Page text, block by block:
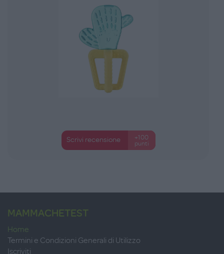
Scrivi recensione
+100
punti
MAMMACHETEST
Home
Termini e Condizioni Generali di Utilizzo
Iscriviti